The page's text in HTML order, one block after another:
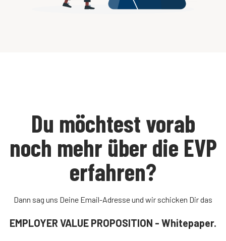
Du möchtest vorab
noch mehr über die EVP
erfahren?
Dann sag uns Deine Email-Adresse und wir schicken Dir das
EMPLOYER VALUE PROPOSITION - Whitepaper.